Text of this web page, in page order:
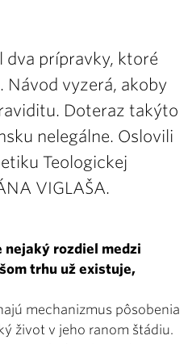
dva prípravky, ktoré
Návod vyzerá, akoby
Doteraz takýto
nelegálne. Oslovili
Teologickej
VIGLAŠA.
rozdiel medzi
trhu už existuje,
mechanizmus pôsobenia
život v jeho ranom štádiu.